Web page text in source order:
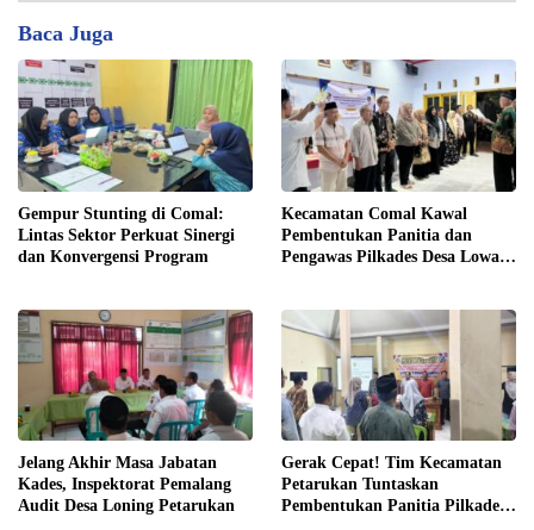
Baca Juga
Gempur Stunting di Comal:
Lintas Sektor Perkuat Sinergi
dan Konvergensi Program
Kecamatan Comal Kawal
Pembentukan Panitia dan
Pengawas Pilkades Desa Lowa
Jelang Akhir Masa Jabatan
Kades, Inspektorat Pemalang
Audit Desa Loning Petarukan
Gerak Cepat! Tim Kecamatan
Petarukan Tuntaskan
Pembentukan Panitia Pilkades